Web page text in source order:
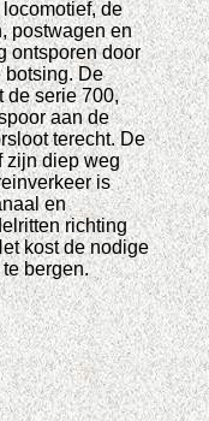
de
postwagen en
ontsporen door
botsing. De
de serie 700,
aan de
terecht. De
zijn diep weg
is
en
richting
kost de nodige
bergen.